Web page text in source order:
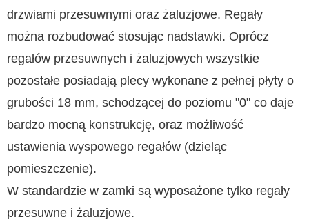
drzwiami przesuwnymi oraz żaluzjowe. Regały
można rozbudować stosując nadstawki. Oprócz
regałów przesuwnych i żaluzjowych wszystkie
pozostałe posiadają plecy wykonane z pełnej płyty o
grubości 18 mm, schodzącej do poziomu "0" co daje
bardzo mocną konstrukcję, oraz możliwość
ustawienia wyspowego regałów (dzieląc
pomieszczenie).
W standardzie w zamki są wyposażone tylko regały
przesuwne i żaluzjowe.